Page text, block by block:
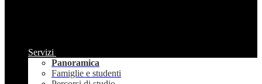
Servizi
Panoramica
Famiglie e studenti